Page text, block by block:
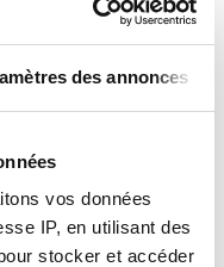
des annonces
vos données
IP, en utilisant des
stocker et accéder
me donne un peu
avec pas mal de
de ça!